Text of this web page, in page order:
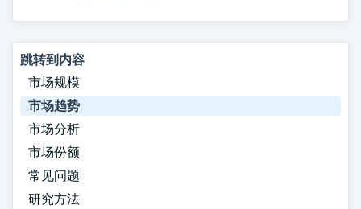
跳转到内容
市场规模
市场趋势
市场分析
市场份额
常见问题
研究方法